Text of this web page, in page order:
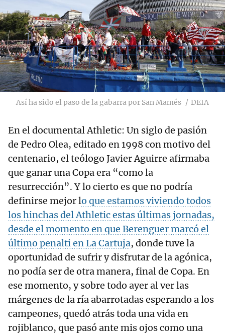
Así ha sido el paso de la gabarra por San Mamés DEIA
En el documental Athletic: Un siglo de pasión
de Pedro Olea, editado en 1998 con motivo del
centenario, el teólogo Javier Aguirre afirmaba
que ganar una Copa era “como la
resurrección”. Y lo cierto es que no podría
definirse mejor lo que estamos viviendo todos
los hinchas del Athletic estas últimas jornadas,
desde el momento en que Berenguer marcó el
último penalti en La Cartuja, donde tuve la
oportunidad de sufrir y disfrutar de la agónica,
no podía ser de otra manera, final de Copa. En
ese momento, y sobre todo ayer al ver las
márgenes de la ría abarrotadas esperando a los
campeones, quedó atrás toda una vida en
rojiblanco, que pasó ante mis ojos como una